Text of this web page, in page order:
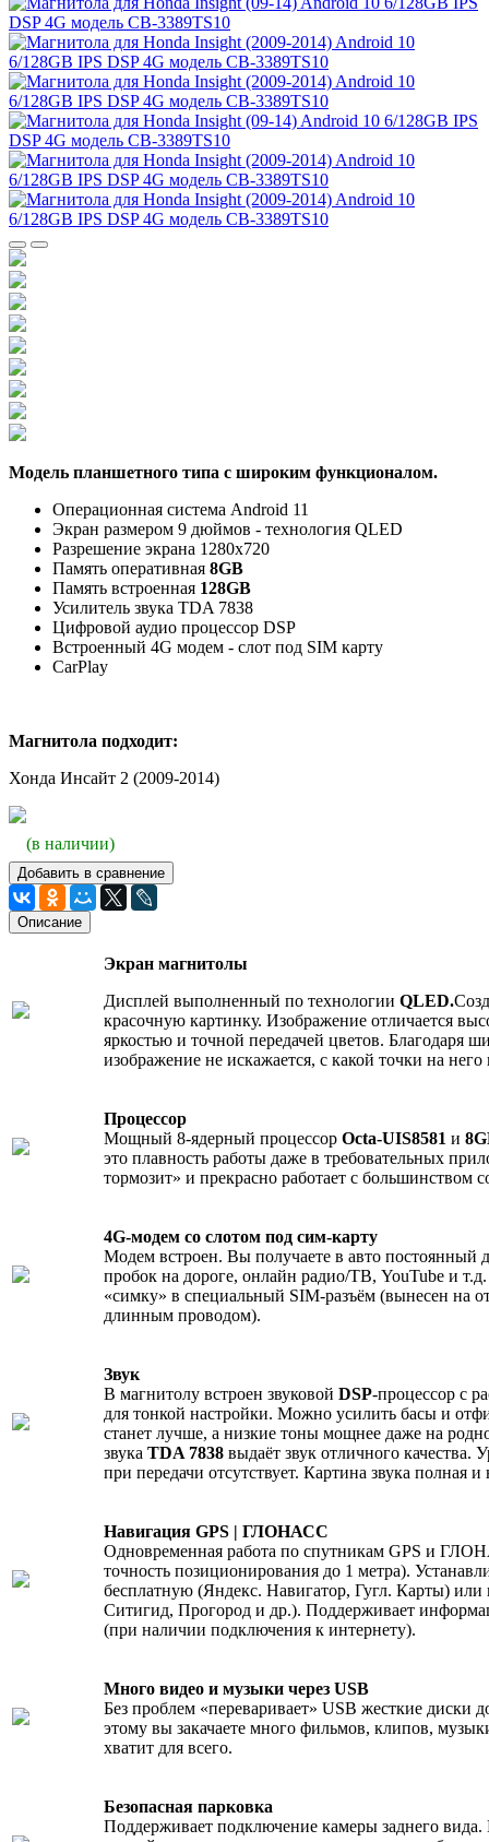
Модель планшетного типа с широким функционалом.
Операционная система Android 11
Экран размером 9 дюймов - технология QLED
Разрешение экрана 1280х720
Память оперативная 8GB
Память встроенная 128GB
Усилитель звука TDA 7838
Цифровой аудио процессор DSP
Встроенный 4G модем - слот под SIM карту
CarPlay
Магнитола подходит:
Хонда Инсайт 2 (2009-2014)
(в наличии)
Добавить в сравнение
Описание
Экран магнитолы
Дисплей выполненный по технологии QLED.
красочную картинку. Изображение отличается
яркостью и точной передачей цветов. Благодаря
изображение не искажается, с какой точки на него
Процессор
Мощный 8-ядерный процессор Octa-UIS8581 и
это плавность работы даже в требовательных
тормозит» и прекрасно работает с большинством
4G-модем со слотом под сим-карту
Модем встроен. Вы получаете в авто постоянный
пробок на дороге, онлайн радио/ТВ, YouTube и
«симку» в специальный SIM-разъём (вынесен на
длинным проводом).
Звук
В магнитолу встроен звуковой DSP-процессор с
для тонкой настройки. Можно усилить басы и
станет лучше, а низкие тоны мощнее даже на
звука TDA 7838 выдаёт звук отличного
при передачи отсутствует. Картина звука полная
Навигация GPS | ГЛОНАСС
Одновременная работа по спутникам GPS и
точность позиционирования до 1 метра).
бесплатную (Яндекс. Навигатор, Гугл. Карты)
Ситигид, Прогород и др.). Поддерживает
(при наличии подключения к интернету).
Много видео и музыки через USB
Без проблем «переваривает» USB жесткие диски
этому вы закачаете много фильмов, клипов,
хватит для всего.
Безопасная парковка
Поддерживает подключение камеры заднего